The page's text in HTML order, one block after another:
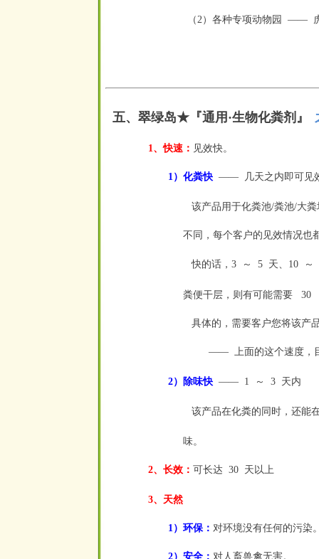
（2）各种专项动物园 ——
五、翠绿岛★『通用·生物化粪剂 』
1、快速： 见效快。
1）化粪快 —— 几天之内即可见
该产品用于化粪池/粪池/大
不同，每个客户的见效情况也
快的话，3 ～ 5 天、10 ～
粪便干层，则有可能需要 30
具体的，需要客户您将该产
—— 上面的这个速度，
2）除味快 —— 1 ～ 3 天内
该产品在化粪的同时，还能
味。
2、长效： 可长达 30 天以上
3、天然
1）环保： 对环境没有任何的污染
2）安全： 对人畜兽禽无害。